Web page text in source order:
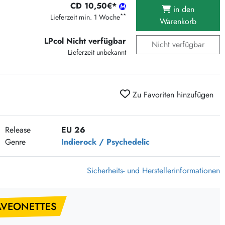
375 Aktion Vinyl Q3 2026
Clouds Hill & Broken Silence-Sommer-Aktion
RSD 2026
FLIGHT 13 REC. SALE
Epitaph Vinyl Günstiger
Unter Schafen-Vinyl günstig
CD 10,50€*
Lieferzeit min. 1 Woche**
in den
Warenkorb
LPcol Nicht verfügbar
Lieferzeit unbekannt
Nicht verfügbar
Zu Favoriten hinzufügen
Release
EU 26
Genre
Indierock / Psychedelic
Sicherheits- und Herstellerinformationen